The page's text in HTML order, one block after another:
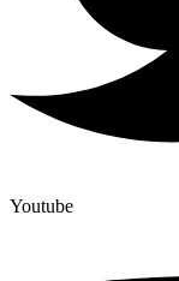
Youtube